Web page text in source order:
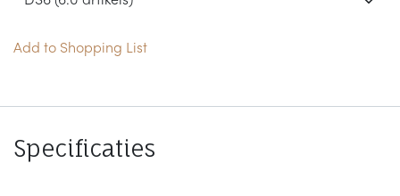
Add to Shopping List
Specificaties